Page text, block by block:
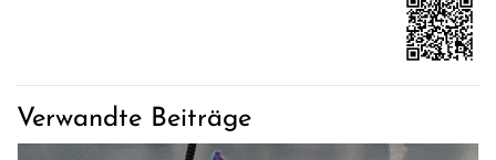
Verwandte Beiträge